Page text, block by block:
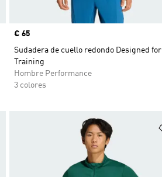
Precio
€ 65
Sudadera de cuello redondo Designed for
Training
Hombre Performance
3 colores
Añadir a la lista de deseos